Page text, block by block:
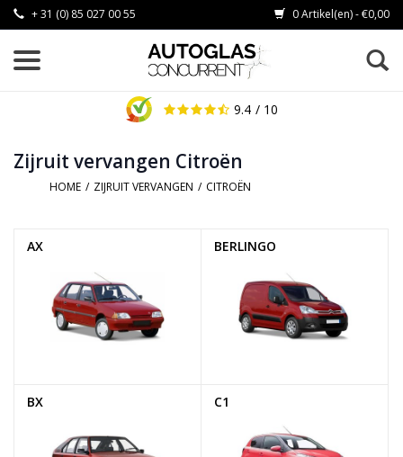
+ 31 (0) 85 027 00 55 0 Artikel(en) - €0,00
9.4 / 10
Zijruit vervangen Citroën
HOME / ZIJRUIT VERVANGEN / CITROËN
AX BERLINGO
BX C1